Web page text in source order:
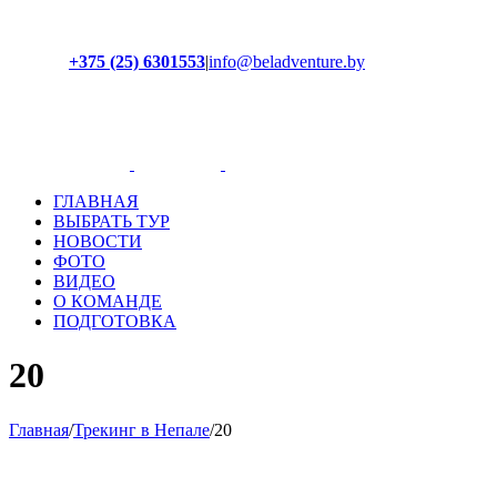
+375 (25) 6301553|info@beladventure.by
ГЛАВНАЯ
ВЫБРАТЬ ТУР
НОВОСТИ
ФОТО
ВИДЕО
О КОМАНДЕ
ПОДГОТОВКА
20
Главная/Трекинг в Непале/20